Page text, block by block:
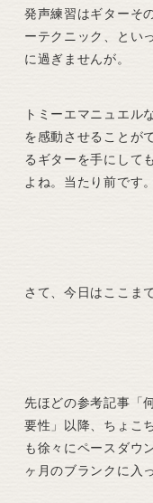
発声練習はギターそ
ーテクニック、とい
に過ぎませんが。
トミーエマニュエル
を感動させることが
るギターを手にして
よね。当たり前です。
さて、今日はここまで
先ほどの参考記事「
要性」以降、ちょこ
も徐々にペースダウ
ヶ月のブランクに入